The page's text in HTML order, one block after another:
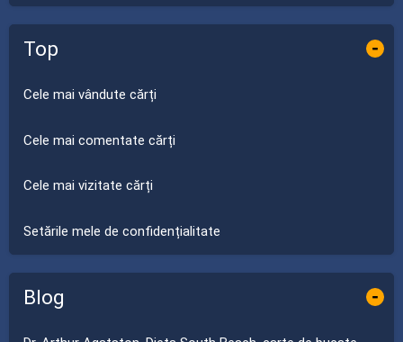
Top -
Cele mai vândute cărți
Cele mai comentate cărți
Cele mai vizitate cărți
Setările mele de confidențialitate
Blog -